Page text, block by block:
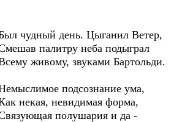
чудный день. Цыганил Ветер,
палитру неба подыграл
живому, звуками Бартольди.
подсознание ума,
некая, невидимая форма,
полушария и да -